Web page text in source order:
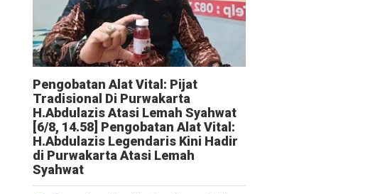
Pengobatan Alat Vital: Pijat
Tradisional Di Purwakarta
H.Abdulazis Atasi Lemah Syahwat
[6/8, 14.58] Pengobatan Alat Vital:
H.Abdulazis Legendaris Kini Hadir
di Purwakarta Atasi Lemah
Syahwat